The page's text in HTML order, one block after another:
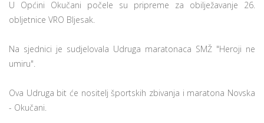
U Općini Okučani počele su pripreme za obilježavanje 26.
obljetnice VRO Bljesak.
Na sjednici je sudjelovala Udruga maratonaca SMŽ "Heroji ne
umiru".
Ova Udruga bit će nositelj športskih zbivanja i maratona Novska
- Okučani.